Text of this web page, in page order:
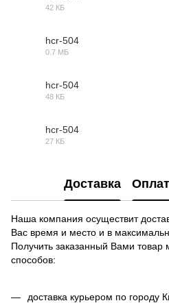
42 КБ
hcr-504
0.7 МБ
hcr-504
48 КБ
hcr-504
27 КБ
Доставка
Наша компания осуществит
Вас время и место и в
Получить заказанный Вами
способов:
доставка курьером по городу